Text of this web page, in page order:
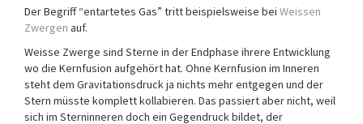
Der Begriff “entartetes Gas” tritt beispielsweise bei Weissen
Zwergen auf.
Weisse Zwerge sind Sterne in der Endphase ihrere Entwicklung
wo die Kernfusion aufgehört hat. Ohne Kernfusion im Inneren
steht dem Gravitationsdruck ja nichts mehr entgegen und der
Stern müsste komplett kollabieren. Das passiert aber nicht, weil
sich im Sterninneren doch ein Gegendruck bildet, der